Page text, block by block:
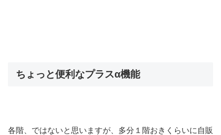
ちょっと便利なプラスα機能
各階、ではないと思いますが、多分１階おきくらいに自販